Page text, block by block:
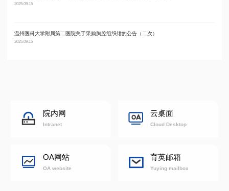
2025.09.15
温州医科大学附属第二医院关于采购胸腔组织钳的公告（二次）
2025.09.15
院内网
Intranet
云桌面
Cloud Desktop
OA网站
OA website
育英邮箱
Yuying mailbox